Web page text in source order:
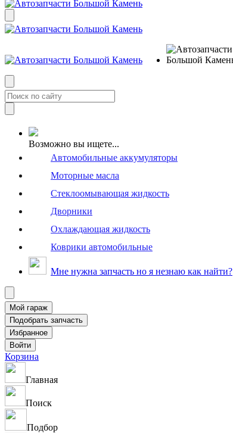
Возможно вы ищете...
Автомобильные аккумуляторы
Моторные масла
Стеклоомывающая жидкость
Дворники
Охлаждающая жидкость
Коврики автомобильные
Мне нужна запчасть но я незнаю как найти?
Корзина
Главная
Поиск
Подбор